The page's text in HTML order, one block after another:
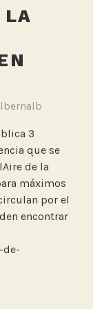
LA
3
que se
de la
máximos
por el
encontrar
de-